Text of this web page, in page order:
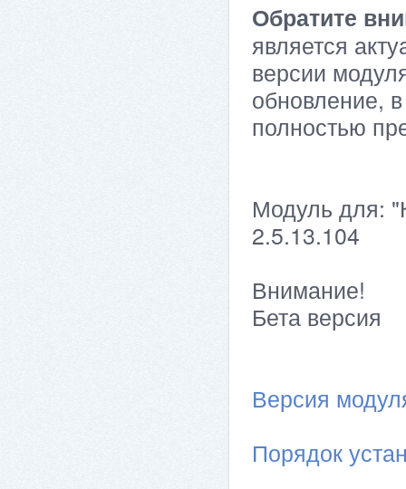
Обратите
является
версии
обновление,
полностью
Модуль для:
2.5.13.104
Внимание!
Бета версия
Версия
Порядок